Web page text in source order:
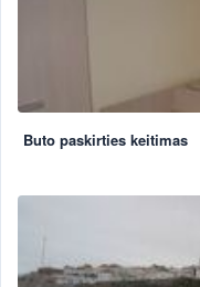
Buto paskirties keitimas